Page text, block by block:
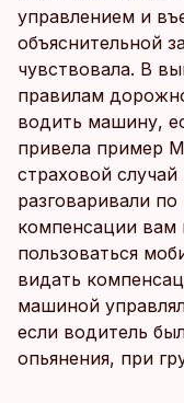
управлением и
объяснительной
чувствовала. В
правилам
водить машину,
привела пример
страховой
разговаривали
компенсации
пользоваться
видать
машиной
если водитель
опьянения, при